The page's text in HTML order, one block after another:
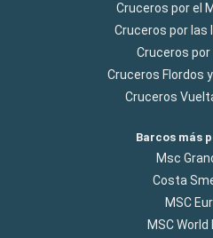
Cruceros por el
Cruceros por las
Cruceros por
Cruceros Flordos
Cruceros
Barcos más
Msc
Costa
MSC
MSC World